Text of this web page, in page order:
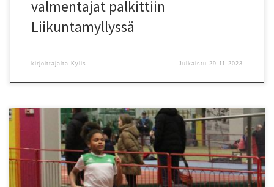
valmentajat palkittiin
Liikuntamyllyssä
kirjoittajalta Kylis Julkaistu 29.11.2023
Espoon Tapioiden Evelyn Ohia juoksi 60 metriä Marrashalleissa
Liikuntamyllyssä aikaan 8,28. Aika on 11-vuotiaiden uusi
piiriennätys. Entinen oli Viipurin Urheilijoiden Lotta Kemppisen 8,42